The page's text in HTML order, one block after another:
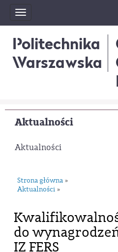
Toggle
navigation
Politechnika
Warszawska
Aktualności
Aktualności
Strona główna »
Aktualności »
do
IZ FERS